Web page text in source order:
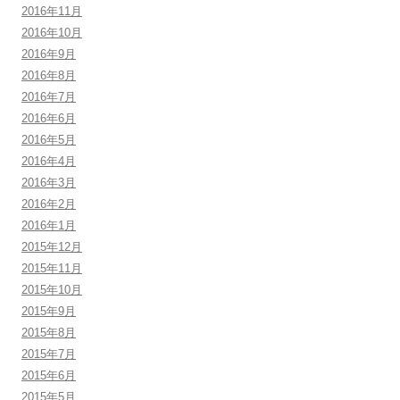
2016年11月
2016年10月
2016年9月
2016年8月
2016年7月
2016年6月
2016年5月
2016年4月
2016年3月
2016年2月
2016年1月
2015年12月
2015年11月
2015年10月
2015年9月
2015年8月
2015年7月
2015年6月
2015年5月